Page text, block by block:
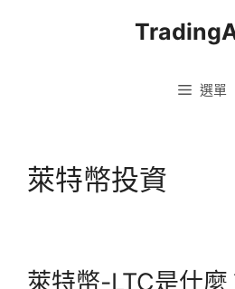
選單
萊特幣投資
萊特幣-LTC是什